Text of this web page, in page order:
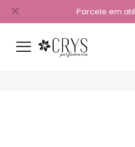
Parcele em
✕